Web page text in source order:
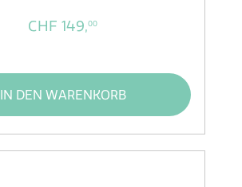
CHF 149,00
IN DEN WARENKORB